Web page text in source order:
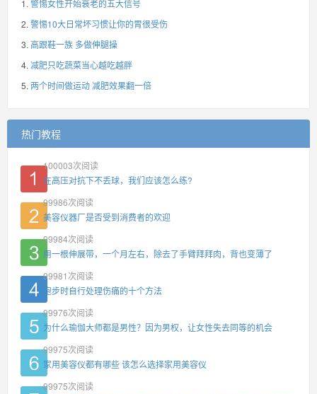
警惕女性开始衰老的五大信号
警惕10大日常坏习惯让你的胃很受伤
高跟鞋一族 多做伸腿操
减肥只吃蔬菜当心越吃越胖
两个时间做运动 减肥效果翻一倍
热门教程
100003次阅读
在高压对抗下不丢球，我们应该怎么练?
99986次阅读
美容仪器厂是否受到消费者的欢迎
99984次阅读
用一根伸展带，一个月左右，除去了手臂拜拜肉，背也变薄了
99981 次阅读
跑步时自行处理伤痛的十个方法
99976次阅读
为什么瑜伽大师都是男性？因为男权，让女性失去同等的机会
99975次阅读
家用美容仪都有哪些 该怎么选择家用美容仪
99975次阅读